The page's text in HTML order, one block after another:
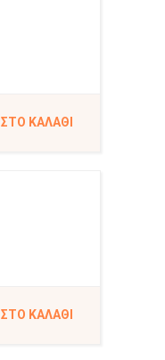
ΣΤΟ ΚΑΛΆΘΙ
ΣΤΟ ΚΑΛΆΘΙ